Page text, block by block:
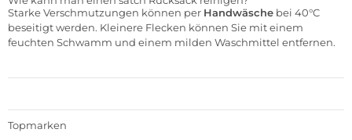
Starke Verschmutzungen können per Handwäsche bei 40°C
beseitigt werden. Kleinere Flecken können Sie mit einem
feuchten Schwamm und einem milden Waschmittel entfernen.
Topmarken